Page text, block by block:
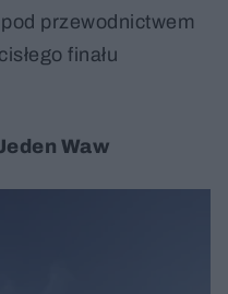
przewodnictwem
finału
Waw